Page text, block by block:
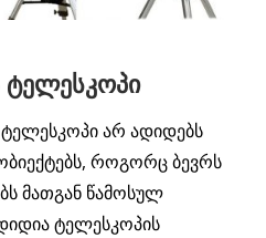
ტელესკოპი არ ადიდებს
როგორც ბევრს
მათგან წამოსულ
ტელესკოპის